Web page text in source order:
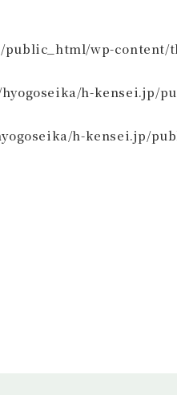
wp-content/
h-kensei.jp/
h-kensei.jp/